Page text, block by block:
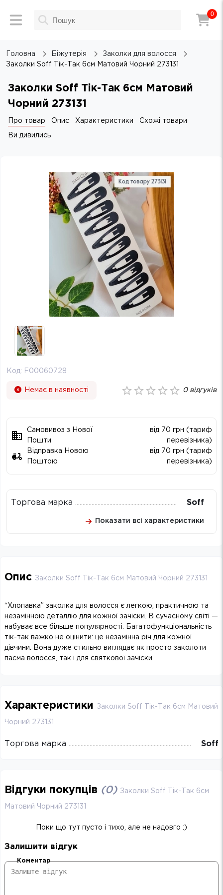
0
Головна Біжутерія
Заколки для волосся
Заколки Soff Тік-Так 6см Матовий Чорний 273131
Заколки Soff Тік-Так 6см Матовий
Чорний 273131
Про товар Опис Характеристики Схожі товари
Ви дивились
Код: F00060728
Немає в наявності 0відгуків
Самовивоз з Нової
Пошти
від 70 грн (тариф
перевізника)
Відправка Новою
Поштою
від 70 грн (тариф
перевізника)
Торгова марка Soff
Показати всі характеристики
Опис Заколки Soff Тік-Так 6см Матовий Чорний 273131
“Хлопавка” заколка для волосся є легкою, практичною та
незамінною деталлю для кожної зачіски. В сучасному світі —
набуває все більше популярності. Багатофункціональність
тік-так важко не оцінити: це незамінна річ для кожної
дівчини. Вона дуже стильно виглядає як просто заколоти
пасма волосся, так і для святкової зачіски.
Характеристики Заколки Soff Тік-Так 6см Матовий
Чорний 273131
Торгова марка Soff
Відгуки покупців (0) Заколки Soff Тік-Так 6см
Матовий Чорний 273131
Поки що тут пусто і тихо, але не надовго :)
Залишити відгук
Коментар